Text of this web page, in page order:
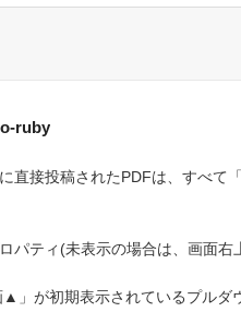
ruby
直接投稿されたPDFは、すべ
パティ(未表示の場合は、画面
▲」が初期表示されているプルダ